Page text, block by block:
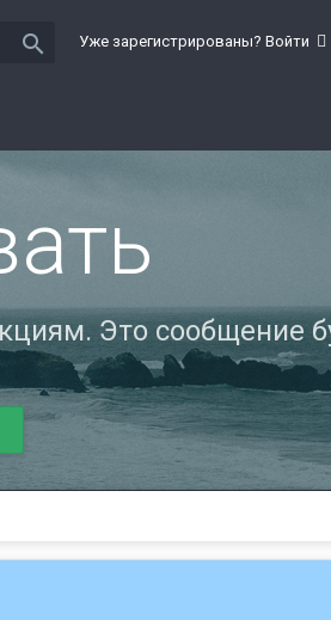
Уже зарегистрированы? Войти
search
Это сообщение